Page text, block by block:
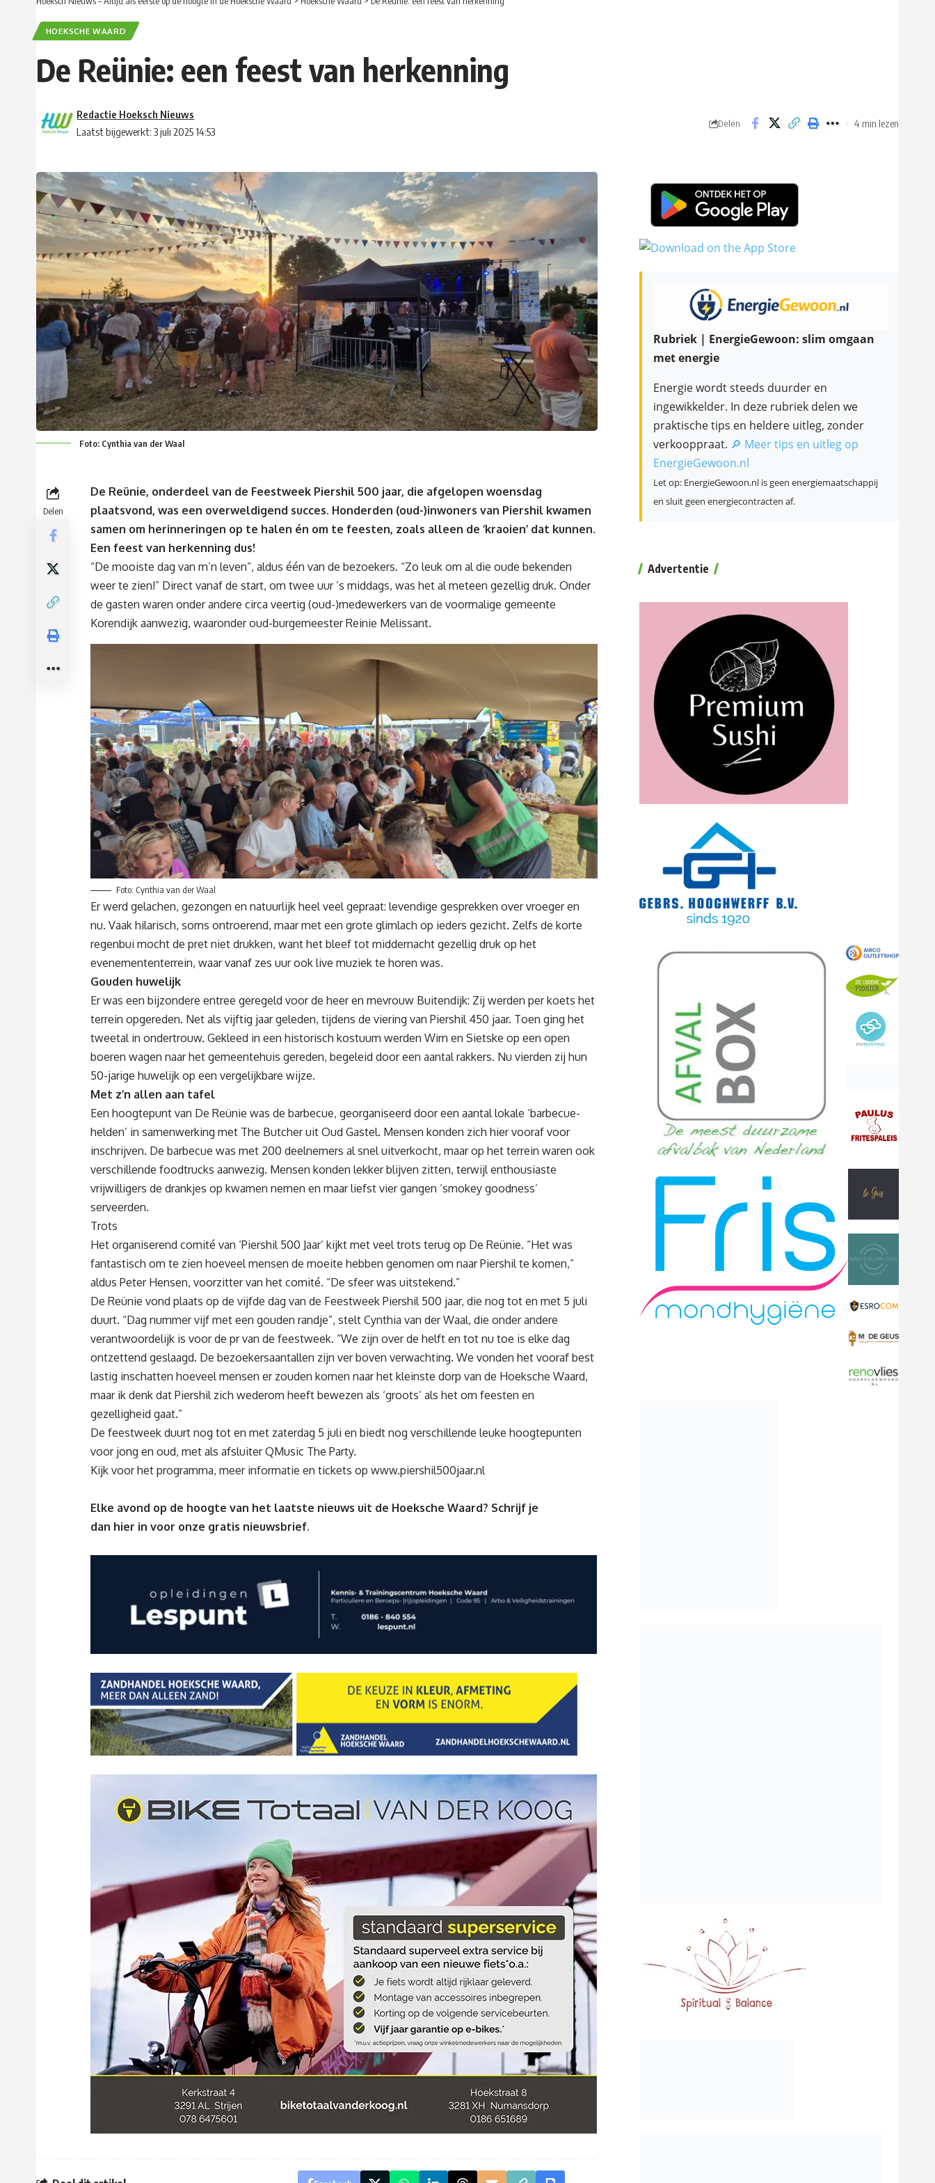
HOEKSCHE WAARD
De Reünie: een feest van herkenning
Laatst bijgewerkt: 3 juli 2025 14:53
Redactie Hoeksch Nieuws
Delen 4 min lezen
Foto: Cynthia van der Waal
Delen
De Reünie, onderdeel van de Feestweek Piershil 500 jaar, die afgelopen woensdag
plaatsvond, was een overweldigend succes. Honderden (oud-)inwoners van Piershil kwamen
samen om herinneringen op te halen én om te feesten, zoals alleen de ‘kraoien’ dat kunnen.
Een feest van herkenning dus!
“De mooiste dag van m’n leven”, aldus één van de bezoekers. “Zo leuk om al die oude bekenden
weer te zien!” Direct vanaf de start, om twee uur ’s middags, was het al meteen gezellig druk. Onder
de gasten waren onder andere circa veertig (oud-)medewerkers van de voormalige gemeente
Korendijk aanwezig, waaronder oud-burgemeester Reinie Melissant.
Foto: Cynthia van der Waal
Er werd gelachen, gezongen en natuurlijk heel veel gepraat: levendige gesprekken over vroeger en
nu. Vaak hilarisch, soms ontroerend, maar met een grote glimlach op ieders gezicht. Zelfs de korte
regenbui mocht de pret niet drukken, want het bleef tot middernacht gezellig druk op het
evenemententerrein, waar vanaf zes uur ook live muziek te horen was.
Gouden huwelijk
Er was een bijzondere entree geregeld voor de heer en mevrouw Buitendijk: Zij werden per koets het
terrein opgereden. Net als vijftig jaar geleden, tijdens de viering van Piershil 450 jaar. Toen ging het
tweetal in ondertrouw. Gekleed in een historisch kostuum werden Wim en Sietske op een open
boeren wagen naar het gemeentehuis gereden, begeleid door een aantal rakkers. Nu vierden zij hun
50-jarige huwelijk op een vergelijkbare wijze.
Met z’n allen aan tafel
Een hoogtepunt van De Reünie was de barbecue, georganiseerd door een aantal lokale ‘barbecue-
helden’ in samenwerking met The Butcher uit Oud Gastel. Mensen konden zich hier vooraf voor
inschrijven. De barbecue was met 200 deelnemers al snel uitverkocht, maar op het terrein waren ook
verschillende foodtrucks aanwezig. Mensen konden lekker blijven zitten, terwijl enthousiaste
vrijwilligers de drankjes op kwamen nemen en maar liefst vier gangen ‘smokey goodness’
serveerden.
Trots
Het organiserend comité van ‘Piershil 500 Jaar’ kijkt met veel trots terug op De Reünie. “Het was
fantastisch om te zien hoeveel mensen de moeite hebben genomen om naar Piershil te komen,”
aldus Peter Hensen, voorzitter van het comité. “De sfeer was uitstekend.”
De Reünie vond plaats op de vijfde dag van de Feestweek Piershil 500 jaar, die nog tot en met 5 juli
duurt. “Dag nummer vijf met een gouden randje”, stelt Cynthia van der Waal, die onder andere
verantwoordelijk is voor de pr van de feestweek. “We zijn over de helft en tot nu toe is elke dag
ontzettend geslaagd. De bezoekersaantallen zijn ver boven verwachting. We vonden het vooraf best
lastig inschatten hoeveel mensen er zouden komen naar het kleinste dorp van de Hoeksche Waard,
maar ik denk dat Piershil zich wederom heeft bewezen als ‘groots’ als het om feesten en
gezelligheid gaat.”
De feestweek duurt nog tot en met zaterdag 5 juli en biedt nog verschillende leuke hoogtepunten
voor jong en oud, met als afsluiter QMusic The Party.
Kijk voor het programma, meer informatie en tickets op www.piershil500jaar.nl
Elke avond op de hoogte van het laatste nieuws uit de Hoeksche Waard? Schrijf je
dan hier in voor onze gratis nieuwsbrief.
Rubriek | EnergieGewoon: slim omgaan
met energie
Energie wordt steeds duurder en
ingewikkelder. In deze rubriek delen we
praktische tips en heldere uitleg, zonder
verkooppraat. 🔎 Meer tips en uitleg op
EnergieGewoon.nl
Let op: EnergieGewoon.nl is geen energiemaatschappij
en sluit geen energiecontracten af.
Advertentie